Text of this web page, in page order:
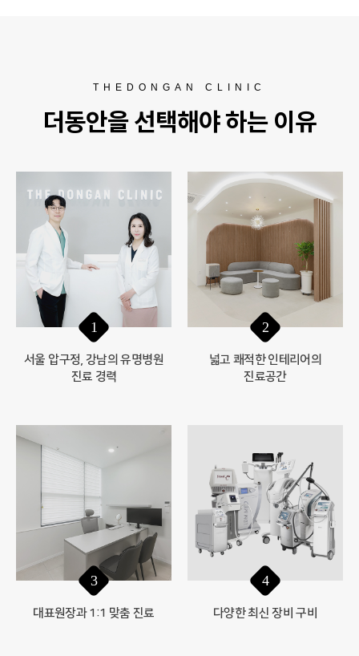
THEDONGAN CLINIC
더동안을 선택해야 하는 이유
1
서울 압구정, 강남의 유명병원
진료 경력
2
넓고 쾌적한 인테리어의
진료공간
3
대표원장과 1:1 맞춤 진료
4
다양한 최신 장비 구비